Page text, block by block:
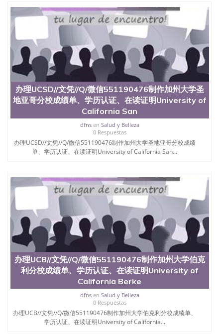
回国人员证明、留学生认证、学历认证、文凭认证学
位认证、留学生学历认证、留学生学位认证、英国文
凭学历、美国文凭学历、澳洲文凭学历、加拿大文凭
学历、新西兰学历认证等q:551190476 微信：
551190476 圣何塞州立大学毕业证（San Jose State
University）圣何塞州立大学毕业证（San Jose State
University）圣何塞州立大学毕业证（San Jose State
University）圣何塞州立大学成绩单（San Jose State
University）圣何塞州立大学成绩单（ San Jose State
University）圣何塞州立大学成绩单（San Jose State
University）成绩单圣何塞州立大学文凭（San Jose
State University）圣何塞州立大学（San Jose State
University）圣何塞州立大学（San Jose State
University）圣何塞州立大学（ San Jose State
University）圣何塞州立大学（San Jose State
University）圣何塞州立大学文凭（San Jose State
University）圣何塞州立大学文凭（San Jose State
State University）圣何塞州立大学学历（ San Jose
State University）圣何塞州立大学学历（San Jose
State University）圣何塞州立大学学历（San Jose
State University）圣 塞州立大学学历（San Jose
State University）圣何塞州立大学（San Jose State
University）圣何塞州立大学（San Jose State
University）圣何塞州立大学（San Jose State
University）圣何塞州立大学（San Jose State
University）圣何塞州立大学学位证（San Jose State
University）圣何塞州立大学学位证（San Jose State
University）圣何塞州立大学学位证（San Jose State
University）圣何塞州立大学（San Jose State
University）圣何塞州立大学（San Jose State
University）圣何塞州立大学（San Jose State
University）圣何塞州立大学（San Jose State
University）圣何塞州立大学学位证（San Jose State
University）圣何塞州立大学学位证（San Jose State
办理UCSD//文凭//Q/微信551190476制作加州大学圣
地亚哥分校成绩单、学历认证、在读证明University of
California San
dfnsen Salud y Belleza
0 Respuestas
办理UCSD//文凭//Q/微信551190476制作加州大学圣地亚哥分校成绩
单、学历认证、在读证明University of California San...
办理UCB//文凭//Q/微信551190476制作加州大学伯克
利分校成绩单、学历认证、在读证明University of
California Berke
dfnsen Salud y Belleza
0 Respuestas
办理UCB//文凭//Q/微信551190476制作加州大学伯克利分校成绩单、
学历认证、在读证明University of California...